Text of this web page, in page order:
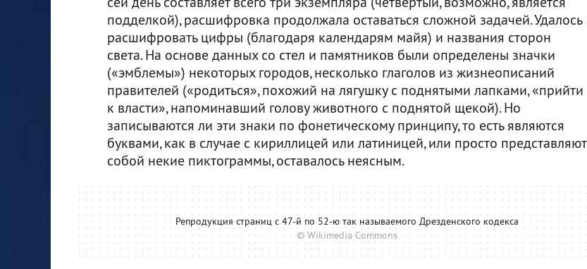
подделкой), расшифровка продолжала оставаться сложной задачей. Удалось
расшифровать цифры (благодаря календарям майя) и названия сторон
света. На основе данных со стел и памятников были определены значки
(«эмблемы») некоторых городов, несколько глаголов из жизнеописаний
правителей («родиться», похожий на лягушку с поднятыми лапками, «прийти
к власти», напоминавший голову животного с поднятой щекой). Но
записываются ли эти знаки по фонетическому принципу, то есть являются
буквами, как в случае с кириллицей или латиницей, или просто представляют
собой некие пиктограммы, оставалось неясным.
Репродукция страниц с 47-й по 52-ю так называемого Дрезденского кодекса
© Wikimedia Commons